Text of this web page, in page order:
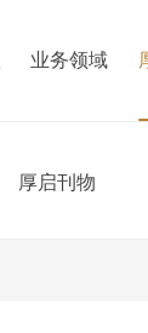
业务领域
厚启刊物